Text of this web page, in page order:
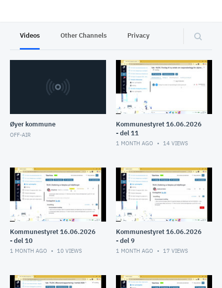
Videos Other Channels Privacy
Øyer kommune
OFF-AIR
Kommunestyret 16.06.2026
- del 11
1 MONTH AGO 14 VIEWS
Kommunestyret 16.06.2026
- del 10
1 MONTH AGO 10 VIEWS
Kommunestyret 16.06.2026
- del 9
1 MONTH AGO 17 VIEWS